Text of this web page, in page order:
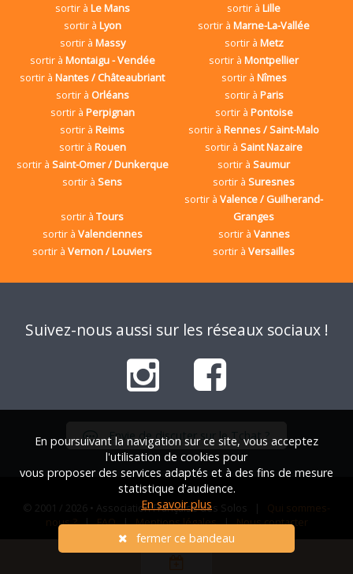
sortir à Le Mans sortir àLille
sortir à Lyon sortir àMarne-La-Vallée
sortir à Massy sortir à Metz
sortir à Montaigu - Vendée sortir àMontpellier
sortir àNantes / Châteaubriant sortir à Nîmes
sortir à Orléans sortir à Paris
sortir à Perpignan sortir à Pontoise
sortir àReims sortir àRennes / Saint-Malo
sortir à Rouen sortir àSaint Nazaire
sortir à Saint-Omer / Dunkerque sortir àSaumur
sortir àSens sortir àSuresnes
sortir àTours
sortir àValence / Guilherand-
Granges
sortir à Valenciennes sortir à Vannes
sortir àVernon / Louviers sortir àVersailles
Suivez-nous aussi sur les réseaux sociaux !
Envie de discuter sur le Tchat ?
© 2001 / 2026 • Association Française des Solos | Qui sommes-
nous ?|FAQ|Mentions légales|Nous contacter
En poursuivant la navigation sur ce site, vous acceptez
l'utilisation de cookies pour
vous proposer des services adaptés et à des fins de mesure
statistique d'audience.
En savoir plus
fermer ce bandeau